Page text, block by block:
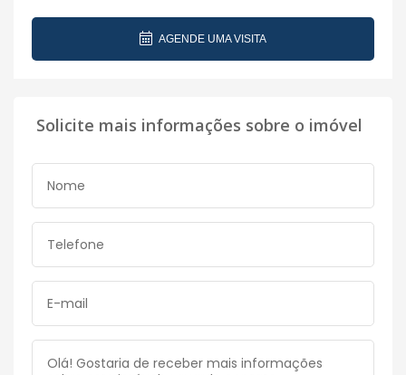
AGENDE UMA VISITA
Solicite mais informações sobre o imóvel